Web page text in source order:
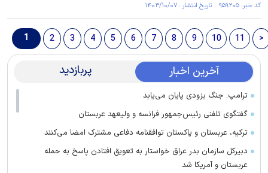
کد خبر: ۹۵۹۲۰۵ تاریخ انتشار : ۱۴۰۳/۱۰/۰۷
1 2 3 4 5 6 7 8 9 10 11 >
آخرین اخبار پربازدید
ترامپ: جنگ بزودی پایان می‌یابد
گفتگوی تلفنی رئیس‌جمهور فرانسه و ولیعهد عربستان
ترکیه، عربستان و پاکستان توافقنامه دفاعی مشترک امضا می‌کنند
دبیرکل سازمان بدر عراق خواستار به تعویق افتادن پاسخ به حمله
عربستان و آمریکا شد